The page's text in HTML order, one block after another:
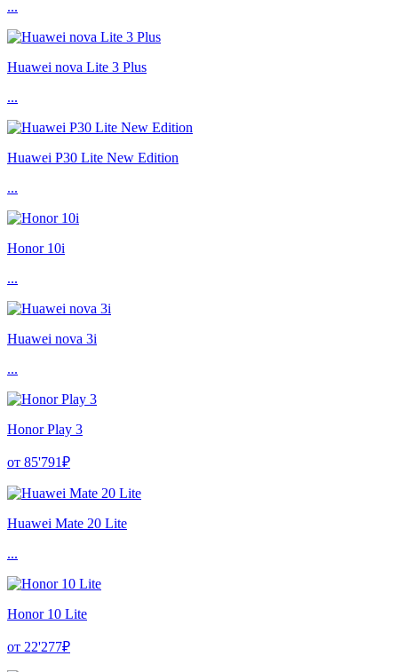
...
Huawei nova Lite 3 Plus
...
Huawei P30 Lite New Edition
...
Honor 10i
...
Huawei nova 3i
...
Honor Play 3
от 85'791₽
Huawei Mate 20 Lite
...
Honor 10 Lite
от 22'277₽